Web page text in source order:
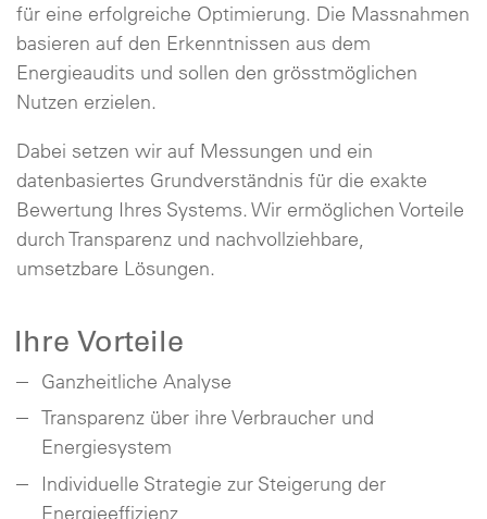
für eine erfolgreiche Optimierung. Die Massnahmen
basieren auf den Erkenntnissen aus dem
Energieaudits und sollen den grösstmöglichen
Nutzen erzielen.
Dabei setzen wir auf Messungen und ein
datenbasiertes Grundverständnis für die exakte
Bewertung Ihres Systems. Wir ermöglichen Vorteile
durch Transparenz und nachvollziehbare,
umsetzbare Lösungen.
Ihre Vorteile
Ganzheitliche Analyse
Transparenz über ihre Verbraucher und
Energiesystem
Individuelle Strategie zur Steigerung der
Energieeffizienz